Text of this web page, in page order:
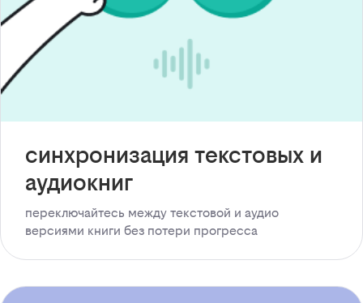
синхронизация текстовых и
аудиокниг
переключайтесь между текстовой и аудио
версиями книги без потери прогресса